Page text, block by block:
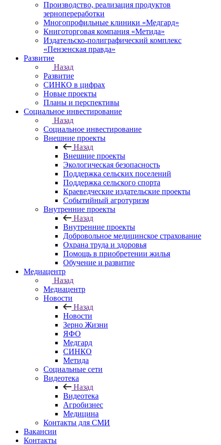
Производство, реализация продуктов
зернопереработки
Многопрофильные клиники «Медгард»
Книготорговая компания «Метида»
Издательско-полиграфический комплекс
«Пензенская правда»
Развитие
Назад
Развитие
СИНКО в цифрах
Новые проекты
Планы и перспективы
Социальное инвестирование
Назад
Социальное инвестирование
Внешние проекты
Назад
Внешние проекты
Экологическая безопасность
Поддержка сельских поселений
Поддержка сельского спорта
Краеведческие издательские проекты
Событийный агротуризм
Внутренние проекты
Назад
Внутренние проекты
Добровольное медицинское страхование
Охрана труда и здоровья
Помощь в приобретении жилья
Обучение и развитие
Медиацентр
Назад
Медиацентр
Новости
Назад
Новости
Зерно Жизни
ЯФО
Медгард
СИНКО
Метида
Социальные сети
Видеотека
Назад
Видеотека
Агробизнес
Медицина
Контакты для СМИ
Вакансии
Контакты